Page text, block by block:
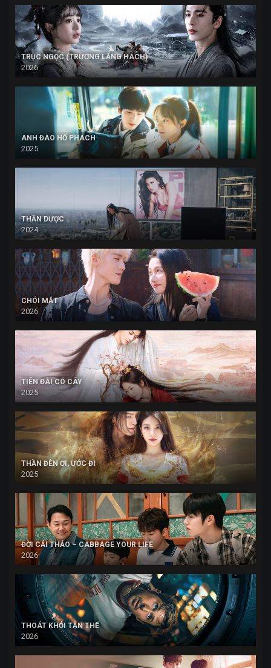
TRỤC NGỌC (TRƯƠNG LĂNG HÁCH)
2026
ANH ĐÀO HỔ PHÁCH
2025
THẦN DƯỢC
2024
CHÓI MẮT
2026
TIÊN ĐÀI CÓ CÂY
2025
THẦN ĐÈN ƠI, ƯỚC ĐI
2025
ĐỜI CẢI THẢO – CABBAGE YOUR LIFE
2026
THOÁT KHỎI TẬN THẾ
2026